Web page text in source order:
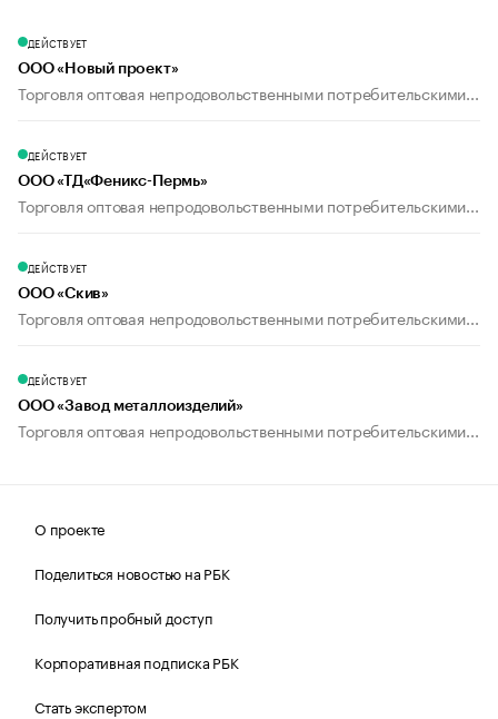
ДЕЙСТВУЕТ
ООО «Новый проект»
Торговля оптовая непродовольственными потребительскими...
ДЕЙСТВУЕТ
ООО «ТД«Феникс-Пермь»
Торговля оптовая непродовольственными потребительскими...
ДЕЙСТВУЕТ
ООО «Скив»
Торговля оптовая непродовольственными потребительскими...
ДЕЙСТВУЕТ
ООО «Завод металлоизделий»
Торговля оптовая непродовольственными потребительскими...
О проекте
Поделиться новостью на РБК
Получить пробный доступ
Корпоративная подписка РБК
Стать экспертом